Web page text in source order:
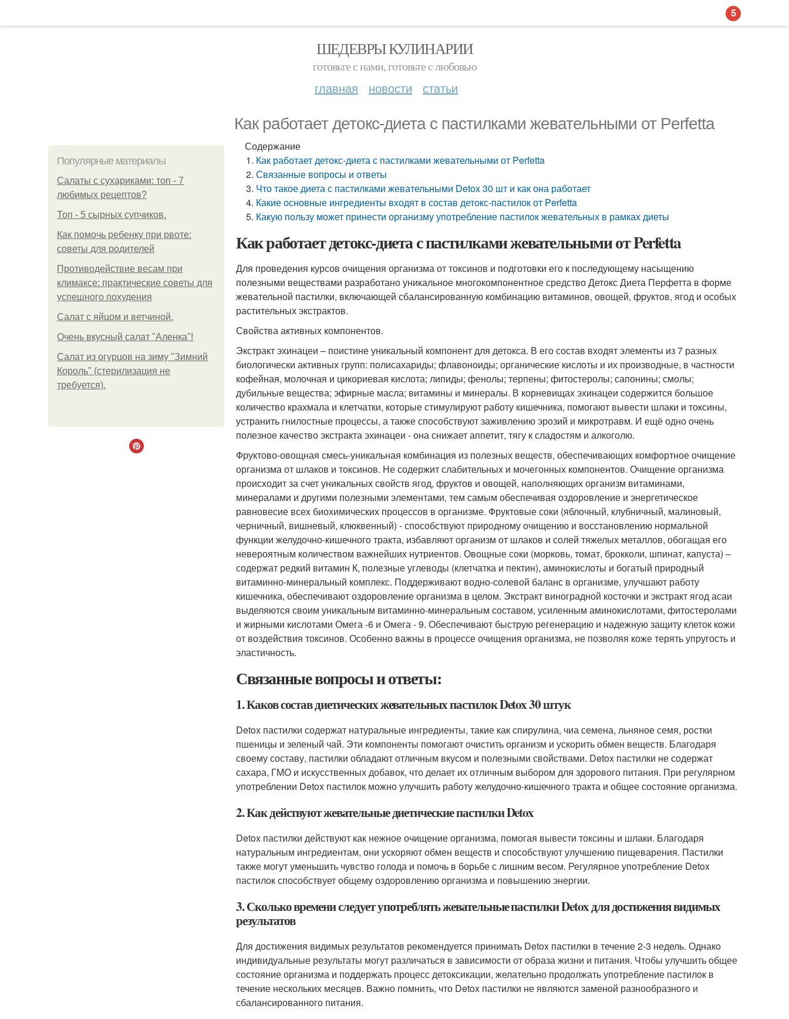
ШЕДЕВРЫ КУЛИНАРИИ
готовьте с нами, готовьте с любовью
главная новости статьи
Как работает детокс-диета с пастилками жевательными от Perfetta
Популярные материалы
Салаты с сухариками: топ - 7
любимых рецептов?
Топ - 5 сырных супчиков.
Как помочь ребенку при рвоте:
советы для родителей
Противодействие весам при
климаксе: практические советы для
успешного похудения
Салат с яйцом и ветчиной.
Очень вкусный салат "Аленка"!
Салат из огурцов на зиму "Зимний
Король" (стерилизация не
требуется).
Содержание
Как работает детокс-диета с пастилками жевательными от Perfetta
Связанные вопросы и ответы
Что такое диета с пастилками жевательными Detox 30 шт и как она работает
Какие основные ингредиенты входят в состав детокс-пастилок от Perfetta
Какую пользу может принести организму употребление пастилок жевательных в рамках диеты
Как работает детокс-диета с пастилками жевательными от Perfetta
Для проведения курсов очищения организма от токсинов и подготовки его к последующему насыщению
полезными веществами разработано уникальное многокомпонентное средство Детокс Диета Перфетта в форме
жевательной пастилки, включающей сбалансированную комбинацию витаминов, овощей, фруктов, ягод и особых
растительных экстрактов.
Свойства активных компонентов.
Экстракт эхинацеи – поистине уникальный компонент для детокса. В его состав входят элементы из 7 разных
биологически активных групп: полисахариды; флавоноиды; органические кислоты и их производные, в частности
кофейная, молочная и цикориевая кислота; липиды; фенолы; терпены; фитостеролы; сапонины; смолы;
дубильные вещества; эфирные масла; витамины и минералы. В корневищах эхинацеи содержится большое
количество крахмала и клетчатки, которые стимулируют работу кишечника, помогают вывести шлаки и токсины,
устранить гнилостные процессы, а также способствуют заживлению эрозий и микротравм. И ещё одно очень
полезное качество экстракта эхинацеи - она снижает аппетит, тягу к сладостям и алкоголю.
Фруктово-овощная смесь-уникальная комбинация из полезных веществ, обеспечивающих комфортное очищение
организма от шлаков и токсинов. Не содержит слабительных и мочегонных компонентов. Очищение организма
происходит за счет уникальных свойств ягод, фруктов и овощей, наполняющих организм витаминами,
минералами и другими полезными элементами, тем самым обеспечивая оздоровление и энергетическое
равновесие всех биохимических процессов в организме. Фруктовые соки (яблочный, клубничный, малиновый,
черничный, вишневый, клюквенный) - способствуют природному очищению и восстановлению нормальной
функции желудочно-кишечного тракта, избавляют организм от шлаков и солей тяжелых металлов, обогащая его
невероятным количеством важнейших нутриентов. Овощные соки (морковь, томат, брокколи, шпинат, капуста) –
содержат редкий витамин К, полезные углеводы (клетчатка и пектин), аминокислоты и богатый природный
витаминно-минеральный комплекс. Поддерживают водно-солевой баланс в организме, улучшают работу
кишечника, обеспечивают оздоровление организма в целом. Экстракт виноградной косточки и экстракт ягод асаи
выделяются своим уникальным витаминно-минеральным составом, усиленным аминокислотами, фитостеролами
и жирными кислотами Омега -6 и Омега - 9. Обеспечивают быструю регенерацию и надежную защиту клеток кожи
от воздействия токсинов. Особенно важны в процессе очищения организма, не позволяя коже терять упругость и
эластичность.
Связанные вопросы и ответы:
1. Каков состав диетических жевательных пастилок Detox 30 штук
Detox пастилки содержат натуральные ингредиенты, такие как спирулина, чиа семена, льняное семя, ростки
пшеницы и зеленый чай. Эти компоненты помогают очистить организм и ускорить обмен веществ. Благодаря
своему составу, пастилки обладают отличным вкусом и полезными свойствами. Detox пастилки не содержат
сахара, ГМО и искусственных добавок, что делает их отличным выбором для здорового питания. При регулярном
употреблении Detox пастилок можно улучшить работу желудочно-кишечного тракта и общее состояние организма.
2. Как действуют жевательные диетические пастилки Detox
Detox пастилки действуют как нежное очищение организма, помогая вывести токсины и шлаки. Благодаря
натуральным ингредиентам, они ускоряют обмен веществ и способствуют улучшению пищеварения. Пастилки
также могут уменьшить чувство голода и помочь в борьбе с лишним весом. Регулярное употребление Detox
пастилок способствует общему оздоровлению организма и повышению энергии.
3. Сколько времени следует употреблять жевательные пастилки Detox для достижения видимых
результатов
Для достижения видимых результатов рекомендуется принимать Detox пастилки в течение 2-3 недель. Однако
индивидуальные результаты могут различаться в зависимости от образа жизни и питания. Чтобы улучшить общее
состояние организма и поддержать процесс детоксикации, желательно продолжать употребление пастилок в
течение нескольких месяцев. Важно помнить, что Detox пастилки не являются заменой разнообразного и
сбалансированного питания.
5